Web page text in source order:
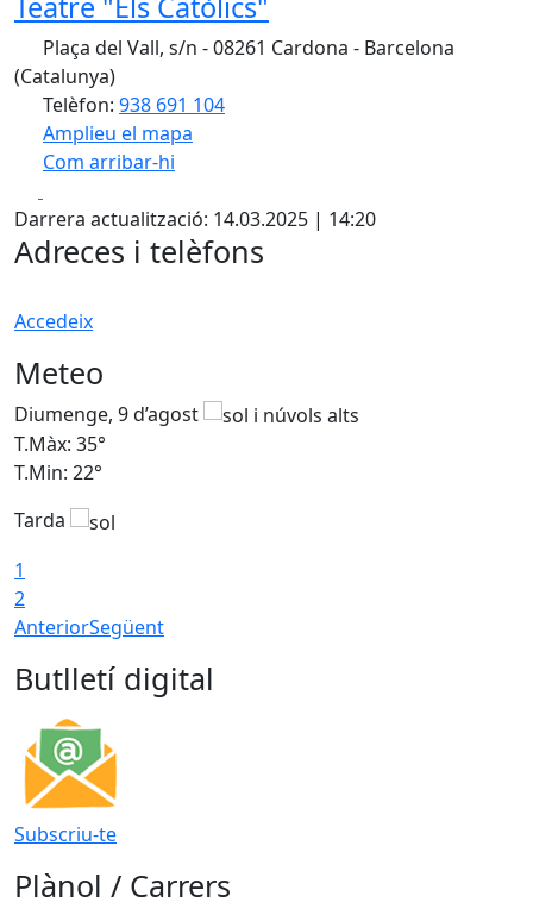
Plaça del Vall, s/n - 08261 Cardona - Barcelona
(Catalunya)
Telèfon: 938 691 104
Amplieu el mapa
Com arribar-hi
+
−
Darrera actualització: 14.03.2025 | 14:20
Adreces i telèfons
Accedeix
Meteo
Diumenge, 9 d’agost
T.Màx: 35°
T.Min: 22°
Tarda
1
2
AnteriorSegüent
Butlletí digital
Subscriu-te
Plànol / Carrers